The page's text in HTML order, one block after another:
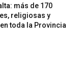
más de 170
religiosas y
toda la Provincia